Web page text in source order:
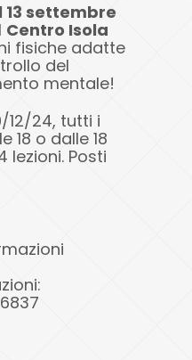
13 settembre
Centro Isola
fisiche adatte
del
mentale!
12/24, tutti i
18 o dalle 18
lezioni. Posti